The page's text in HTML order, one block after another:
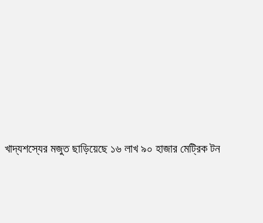
খাদ্যশস্যের মজুত ছাড়িয়েছে ১৬ লাখ ৯০ হাজার মেট্রিক টন